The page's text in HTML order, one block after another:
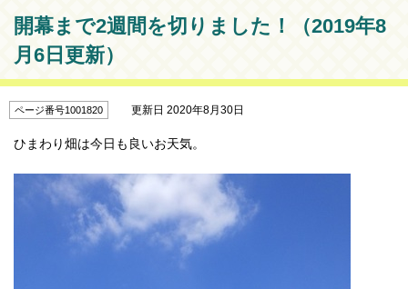
開幕まで2週間を切りました！（2019年8
月6日更新）
ページ番号1001820 更新日 2020年8月30日
ひまわり畑は今日も良いお天気。